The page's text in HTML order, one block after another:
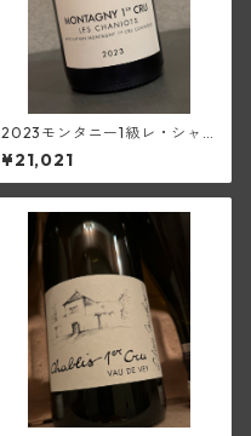
2023モンタニー1級レ・シャ
ニオ(フランソワ・ミエ・エ・
フィス)
¥21,021